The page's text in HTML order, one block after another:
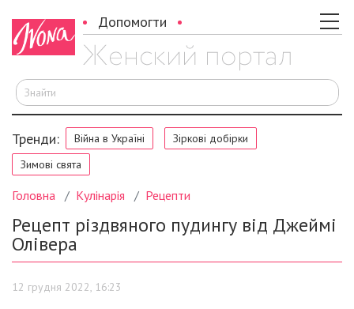
Допомогти
Тренди: Війна в Україні
Зіркові добірки
Зимові свята
Головна Кулінарія Рецепти
Рецепт різдвяного пудингу від Джеймі
Олівера
12 грудня 2022, 16:23